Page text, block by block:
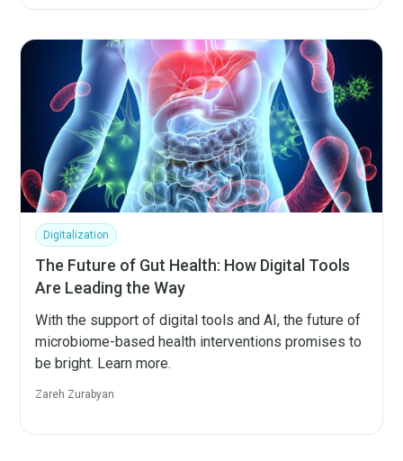
Digitalization
The Future of Gut Health: How Digital Tools
Are Leading the Way
With the support of digital tools and AI, the future of
microbiome-based health interventions promises to
be bright. Learn more.
Zareh Zurabyan